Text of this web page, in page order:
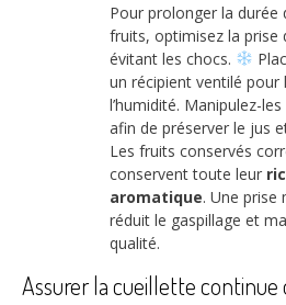
Pour prolonger la durée
fruits, optimisez la prise
évitant les chocs.
un récipient ventilé pour
l’humidité. Manipulez-
afin de préserver le jus
Les fruits conservés
conservent toute leur
aromatique. Une prise
réduit le gaspillage et
qualité.
Assurer la cueillette continue